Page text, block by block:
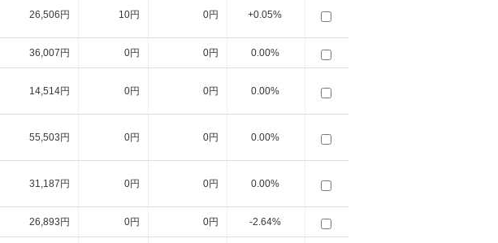
26,506円 10円 0円 +0.05%
36,007円 0円 0円 0.00%
14,514円 0円 0円 0.00%
55,503円 0円 0円 0.00%
31,187円 0円 0円 0.00%
26,893円 0円 0円 -2.64%